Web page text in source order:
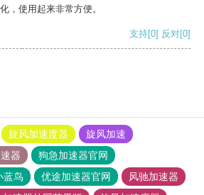
，使用起来非常方便。
支持[0] 反对[0]
旋风加速度器
旋风加速
器
狗急加速器官网
蓝鸟 优途加速器官网
风驰加速器